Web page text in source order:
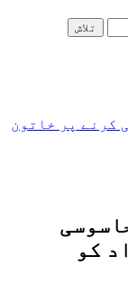
کرنے پر خاتون
4 افراد کو